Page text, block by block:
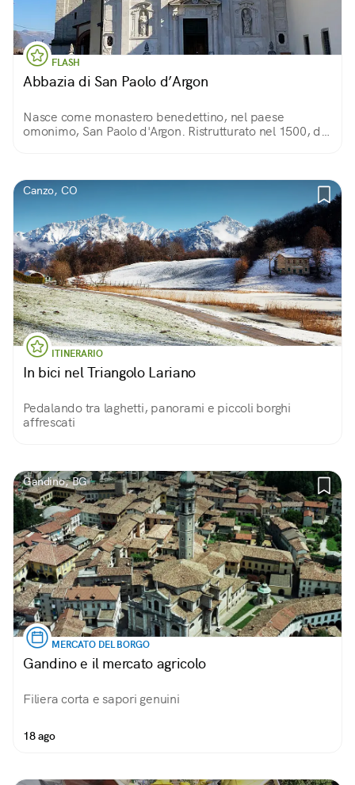
FLASH
Abbazia di San Paolo d’Argon
Nasce come monastero benedettino, nel paese
omonimo, San Paolo d'Argon. Ristrutturato nel 1500, di
Canzo, CO
ITINERARIO
In bici nel Triangolo Lariano
Pedalando tra laghetti, panorami e piccoli borghi
affrescati
Gandino, BG
MERCATO DEL BORGO
Gandino e il mercato agricolo
Filiera corta e sapori genuini
18 ago